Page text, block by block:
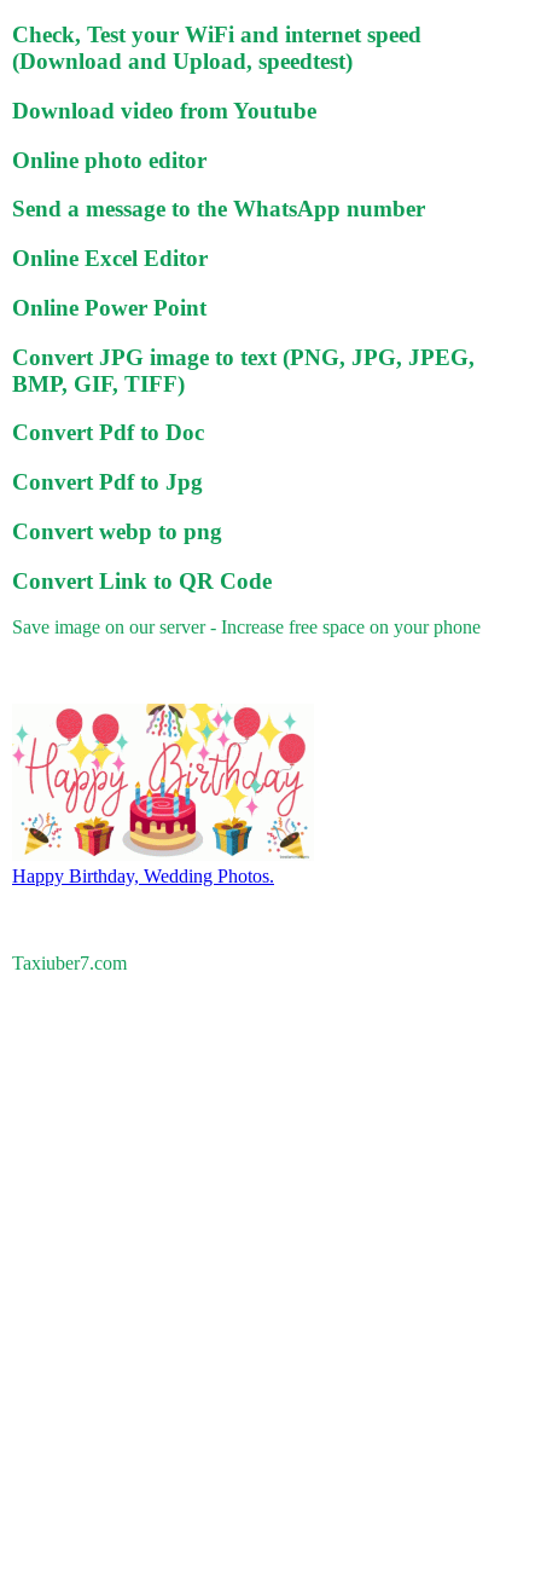
Check, Test your WiFi and internet speed
(Download and Upload, speedtest)
Download video from Youtube
Online photo editor
Send a message to the WhatsApp number
Online Excel Editor
Online Power Point
Convert JPG image to text (PNG, JPG, JPEG,
BMP, GIF, TIFF)
Convert Pdf to Doc
Convert Pdf to Jpg
Convert webp to png
Convert Link to QR Code
Save image on our server - Increase free space on your phone
Happy Birthday, Wedding Photos.
Taxiuber7.com